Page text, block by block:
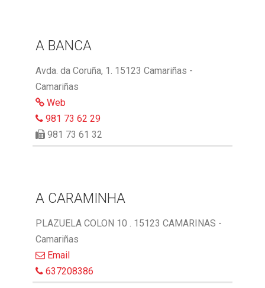
A BANCA
Avda. da Coruña, 1. 15123 Camariñas -
Camariñas
Web
981 73 62 29
981 73 61 32
A CARAMINHA
PLAZUELA COLON 10 . 15123 CAMARINAS -
Camariñas
Email
637208386